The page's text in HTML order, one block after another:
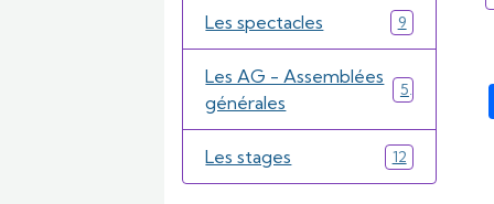
Les spectacles 9
Les AG - Assemblées
générales
5
Les stages 12